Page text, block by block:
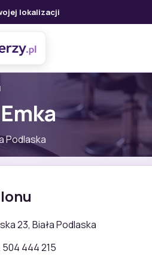
lokalizacji
Podlaska
23, Biała Podlaska
444 215